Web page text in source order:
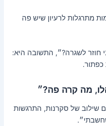
מתרגלות לרעיון שיש פה
חוזר לשגרה?״, התשובה היא:
שילוב של סקרנות, התרגשות